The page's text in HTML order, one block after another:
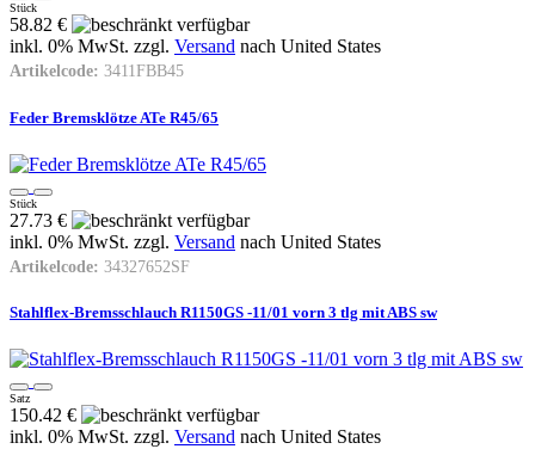
Stück
58.82 €
inkl. 0% MwSt. zzgl. Versand nach United States
Artikelcode: 3411FBB45
Feder Bremsklötze ATe R45/65
Stück
27.73 €
inkl. 0% MwSt. zzgl. Versand nach United States
Artikelcode: 34327652SF
Stahlflex-Bremsschlauch R1150GS -11/01 vorn 3 tlg mit ABS sw
Satz
150.42 €
inkl. 0% MwSt. zzgl. Versand nach United States